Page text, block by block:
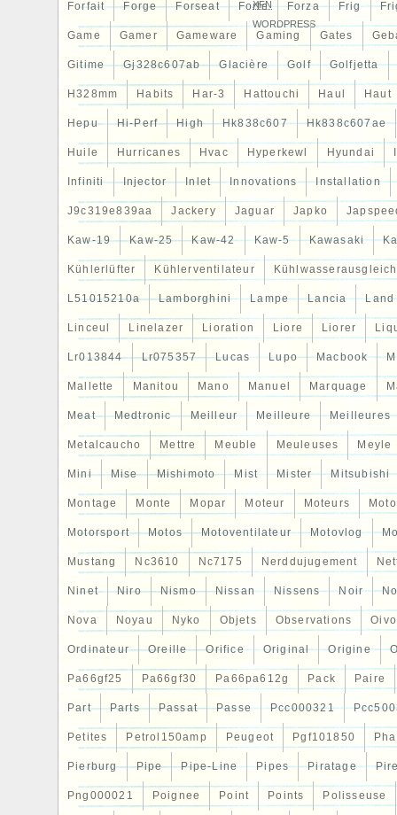
Forfait Forge Forseat Forte Forza Frig
Game Gamer Gameware Gaming Gates
Gitime Gj328c607ab Glacière Golf Golfjetta
H328mm Habits Har-3 Hattouchi Haul Haut
Hepu Hi-Perf High Hk838c607 Hk838c607ae
Huile Hurricanes Hvac Hyperkewl Hyundai
Infiniti Injector Inlet Innovations Installation
J9c319e839aa Jackery Jaguar Japko
Kaw-19 Kaw-25 Kaw-42 Kaw-5 Kawasaki
Kühlerlüfter Kühlerventilateur
L51015210a Lamborghini Lampe Lancia Land
Linceul Linelazer Lioration Liore Liorer
Lr013844 Lr075357 Lucas Lupo Macbook
Mallette Manitou Mano Manuel Marquage
Meat Medtronic Meilleur Meilleure Meilleures
Metalcaucho Mettre Meuble Meuleuses Meyle
Mini Mise Mishimoto Mist Mister Mitsubishi
Montage Monte Mopar Moteur Moteurs Moto
Motorsport Motos Motoventilateur Motovlog
Mustang Nc3610 Nc7175 Nerddujugement
Ninet Niro Nismo Nissan Nissens Noir
Nova Noyau Nyko Objets Observations Oivo
Ordinateur Oreille Orifice Original Origine
Pa66gf25 Pa66gf30 Pa66pa612g Pack Paire
Part Parts Passat Passe Pcc000321
Petites Petrol150amp Peugeot Pgf101850
Pierburg Pipe Pipe-Line Pipes Piratage
Png000021 Poignee Point Points Polisseuse
XFN
WORDPRESS